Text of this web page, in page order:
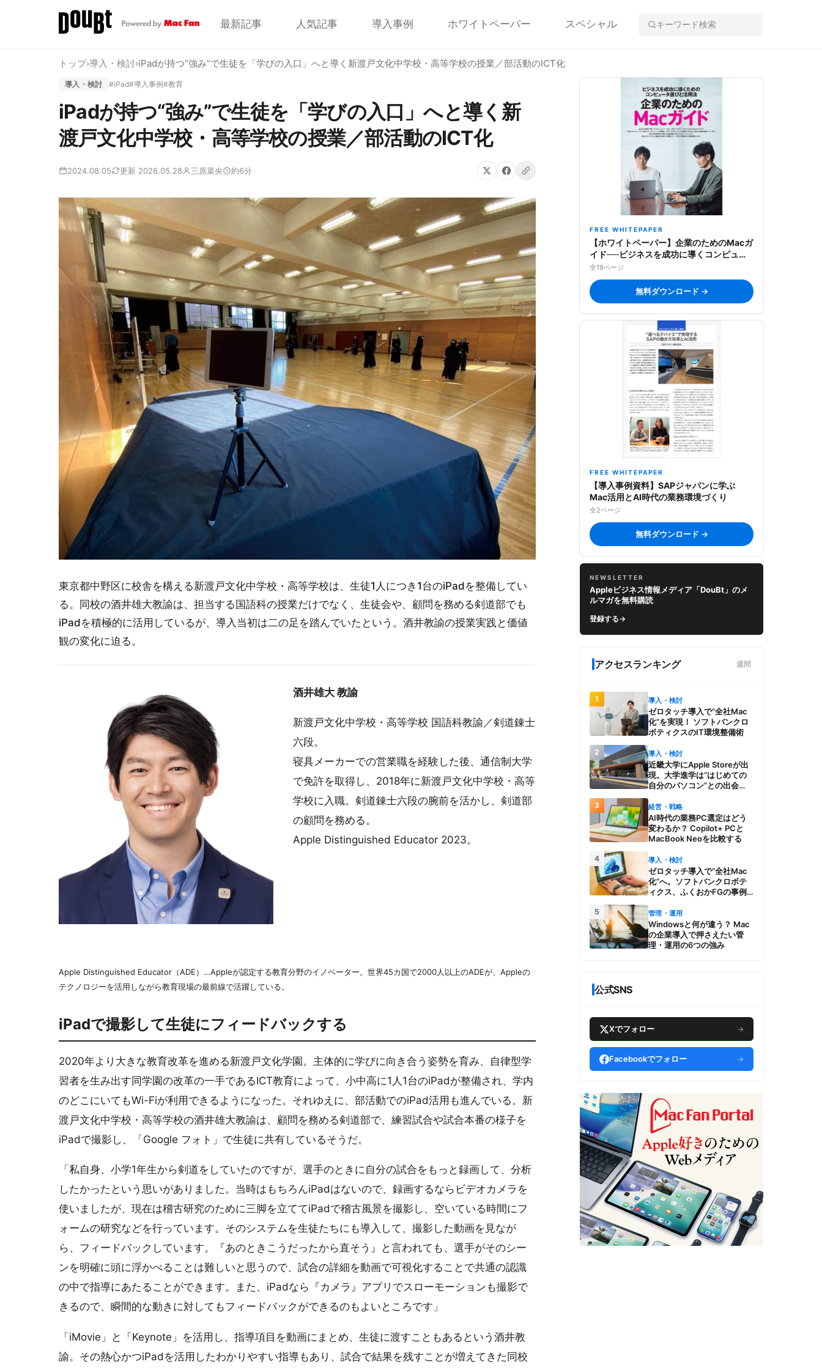
最新記事 人気記事 導入事例 ホワイトペーパー スペシャル
トップ›導入・検討›iPadが持つ“強み”で生徒を「学びの入口」へと導く新渡戸文化中学校・高等学校の授業／部活動のICT化
導入・検討 #iPad#導入事例#教育
iPadが持つ“強み”で生徒を「学びの入口」へと導く新
渡戸文化中学校・高等学校の授業／部活動のICT化
2024.08.05 更新 2026.05.28 三原菜央 約6分
東京都中野区に校舎を構える新渡戸文化中学校・高等学校は、生徒1人につき1台のiPadを整備してい
る。同校の酒井雄大教諭は、担当する国語科の授業だけでなく、生徒会や、顧問を務める剣道部でも
iPadを積極的に活用しているが、導入当初は二の足を踏んでいたという。酒井教諭の授業実践と価値
観の変化に迫る。
酒井雄大 教諭
新渡戸文化中学校・高等学校 国語科教諭／剣道錬士
六段。
寝具メーカーでの営業職を経験した後、通信制大学
で免許を取得し、2018年に新渡戸文化中学校・高等
学校に入職。剣道錬士六段の腕前を活かし、剣道部
の顧問を務める。
Apple Distinguished Educator 2023。
Apple Distinguished Educator（ADE）…Appleが認定する教育分野のイノベーター。世界45カ国で2000人以上のADEが、Appleの
テクノロジーを活用しながら教育現場の最前線で活躍している。
iPadで撮影して生徒にフィードバックする
2020年より大きな教育改革を進める新渡戸文化学園。主体的に学びに向き合う姿勢を育み、自律型学
習者を生み出す同学園の改革の一手であるICT教育によって、小中高に1人1台のiPadが整備され、学内
のどこにいてもWi-Fiが利用できるようになった。それゆえに、部活動でのiPad活用も進んでいる。新
渡戸文化中学校・高等学校の酒井雄大教諭は、顧問を務める剣道部で、練習試合や試合本番の様子を
iPadで撮影し、「Google フォト」で生徒に共有しているそうだ。
「私自身、小学1年生から剣道をしていたのですが、選手のときに自分の試合をもっと録画して、分析
したかったという思いがありました。当時はもちろんiPadはないので、録画するならビデオカメラを
使いましたが、現在は稽古研究のために三脚を立ててiPadで稽古風景を撮影し、空いている時間にフ
ォームの研究などを行っています。そのシステムを生徒たちにも導入して、撮影した動画を見なが
ら、フィードバックしています。『あのときこうだったから直そう』と言われても、選手がそのシー
ンを明確に頭に浮かべることは難しいと思うので、試合の詳細を動画で可視化することで共通の認識
の中で指導にあたることができます。また、iPadなら『カメラ』アプリでスローモーションも撮影で
きるので、瞬間的な動きに対してもフィードバックができるのもよいところです」
「iMovie」と「Keynote」を活用し、指導項目を動画にまとめ、生徒に渡すこともあるという酒井教
諭。その熱心かつiPadを活用したわかりやすい指導もあり、試合で結果を残すことが増えてきた同校
FREE WHITEPAPER
【ホワイトペーパー】企業のためのMacガ
イド──ビジネスを成功に導くコンピュー
タ選びと活用法
全19ページ
無料ダウンロード →
FREE WHITEPAPER
【導入事例資料】SAPジャパンに学ぶ
Mac活用とAI時代の業務環境づくり
全2ページ
無料ダウンロード →
NEWSLETTER
Appleビジネス情報メディア「DouBt」のメ
ルマガを無料購読
登録する→
アクセスランキング 週間
1 導入・検討
ゼロタッチ導入で“全社Mac
化”を実現！ ソフトバンクロ
ボティクスのIT環境整備術
2 導入・検討
近畿大学にApple Storeが出
現。大学進学は“はじめての
自分のパソコン”との出会
楽しさを、夏のオープンキャ
ンパスでアピール
3 経営・戦略
AI時代の業務PC選定はどう
変わるか？ Copilot+ PCと
MacBook Neoを比較する
4 導入・検討
ゼロタッチ導入で“全社Mac
化”へ。ソフトバンクロボテ
ィクス、ふくおかFGの事例
週のAppleビジネストレン
ド】
5 管理・運用
Windowsと何が違う？ Mac
の企業導入で押さえたい管
理・運用の6つの強み
公式SNS
Xでフォロー →
Facebookでフォロー →